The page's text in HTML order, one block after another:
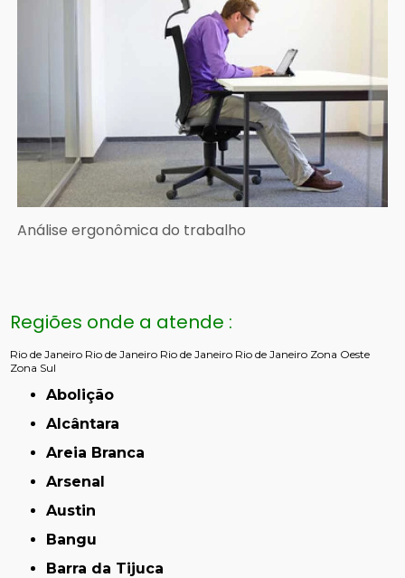
Análise ergonômica do trabalho
Regiões onde a atende :
Rio de Janeiro Rio de Janeiro Rio de Janeiro Rio de Janeiro Zona Oeste
Zona Sul
Abolição
Alcântara
Areia Branca
Arsenal
Austin
Bangu
Barra da Tijuca